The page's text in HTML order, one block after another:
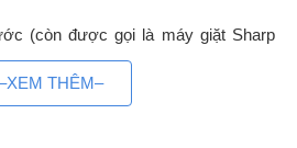
(còn được gọi là máy giặt Sharp
là loại máy giặt có thiết kế cửa mở
giặt được đặt ngang. Do trục quay
THÊM–